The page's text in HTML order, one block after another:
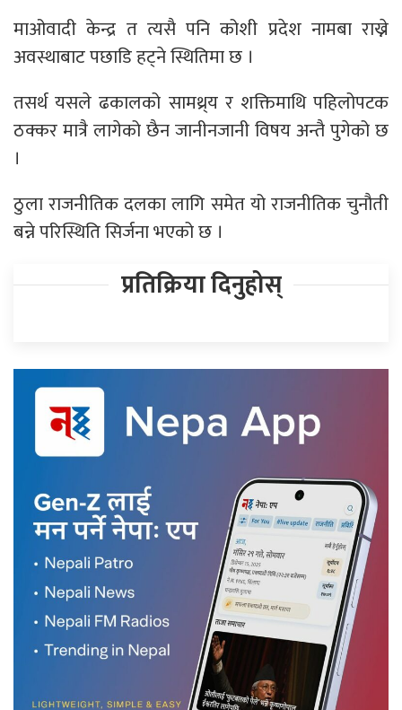
माओवादी केन्द्र त त्यसै पनि कोशी प्रदेश नामबा राख्ने
अवस्थाबाट पछाडि हट्ने स्थितिमा छ ।
तसर्थ यसले ढकालको सामथ्र्य र शक्तिमाथि पहिलोपटक
ठक्कर मात्रै लागेको छैन जानीनजानी विषय अन्तै पुगेको छ
।
ठुला राजनीतिक दलका लागि समेत यो राजनीतिक चुनौती
बन्ने परिस्थिति सिर्जना भएको छ ।
प्रतिक्रिया दिनुहोस्